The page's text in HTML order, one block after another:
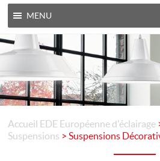
MENU
Accueil EDE Européenne d'éclairage
Suspensions >Suspensions